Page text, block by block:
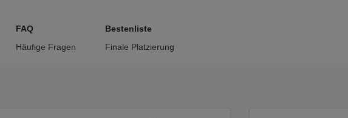
FAQ
Häufige Fragen
Bestenliste
Finale Platzierung